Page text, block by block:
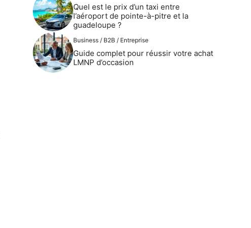
Quel est le prix d’un taxi entre
l’aéroport de pointe-à-pitre et la
guadeloupe ?
Business / B2B / Entreprise
Guide complet pour réussir votre achat
LMNP d’occasion